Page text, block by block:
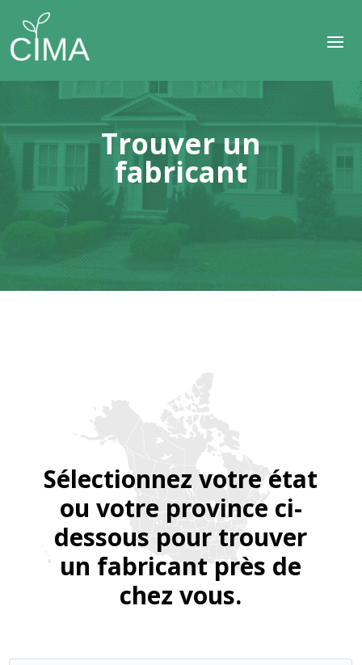
Trouver un
fabricant
Sélectionnez votre état
ou votre province ci-
dessous pour trouver
un fabricant près de
chez vous.